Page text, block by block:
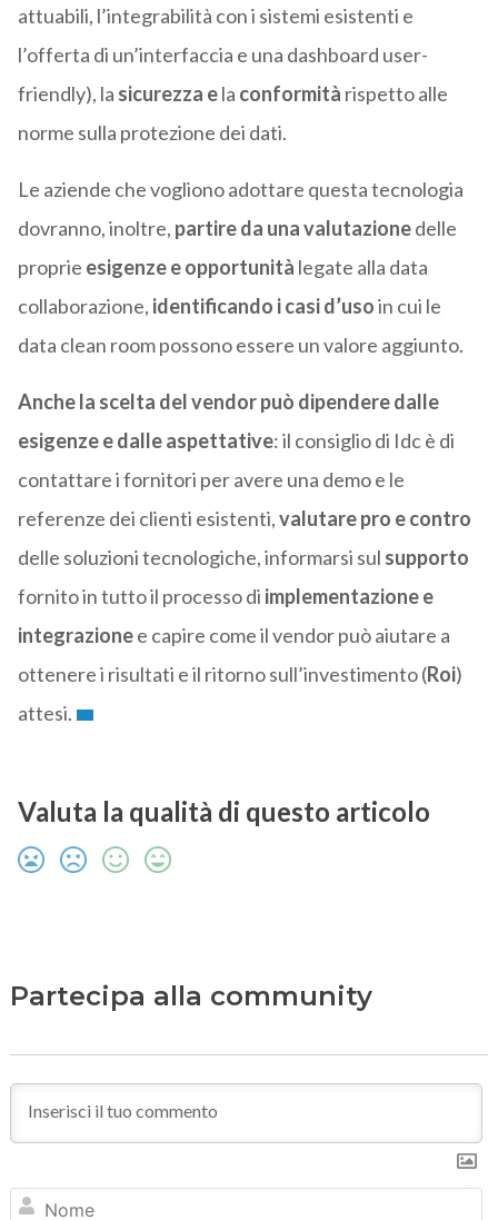
attuabili, l’integrabilità con i sistemi esistenti e
l’offerta di un’interfaccia e una dashboard user-
friendly), la sicurezza ela conformità rispetto alle
norme sulla protezione dei dati.
Le aziende che vogliono adottare questa tecnologia
dovranno, inoltre, partire da una valutazionedelle
proprie esigenze e opportunità legate alla data
collaborazione, identificando i casi d’usoin cui le
data clean room possono essere un valore aggiunto.
Anche la scelta del vendor può dipendere dalle
esigenze e dalle aspettative: il consiglio di Idc è di
contattare i fornitori per avere una demo e le
referenze dei clienti esistenti,valutare pro e contro
delle soluzioni tecnologiche, informarsi sul supporto
fornito in tutto il processo di implementazione e
integrazionee capire come il vendor può aiutare a
ottenere i risultati e il ritorno sull’investimento (Roi)
attesi.
Valuta la qualità di questo articolo
Partecipa alla community